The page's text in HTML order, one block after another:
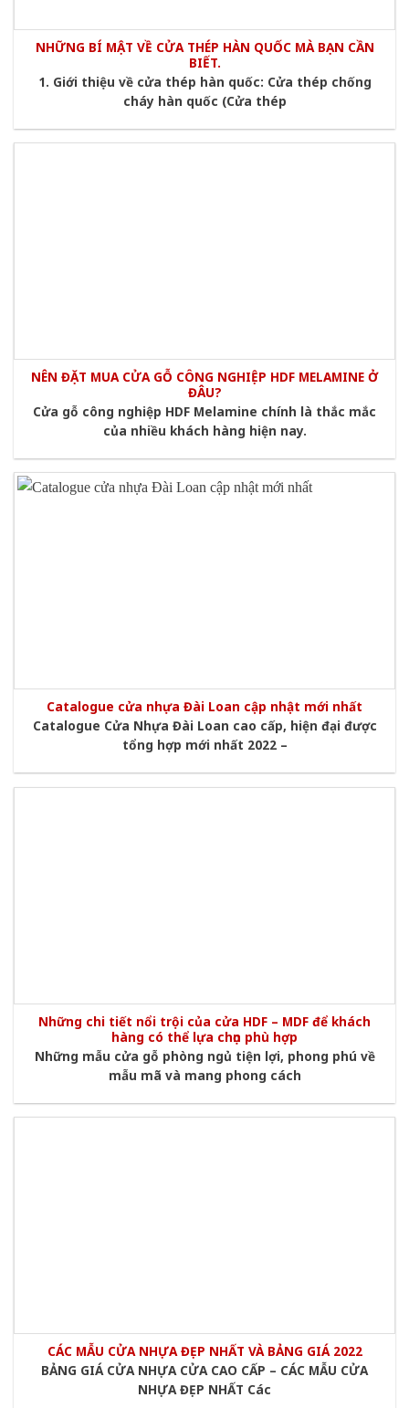
NHỮNG BÍ MẬT VỀ CỬA THÉP HÀN QUỐC MÀ BẠN CẦN
BIẾT.
1. Giới thiệu về cửa thép hàn quốc: Cửa thép chống
cháy hàn quốc (Cửa thép
NÊN ĐẶT MUA CỬA GỖ CÔNG NGHIỆP HDF MELAMINE Ở
ĐÂU?
Cửa gỗ công nghiệp HDF Melamine chính là thắc mắc
của nhiều khách hàng hiện nay.
Catalogue cửa nhựa Đài Loan cập nhật mới nhất
Catalogue Cửa Nhựa Đài Loan cao cấp, hiện đại được
tổng hợp mới nhất 2022 –
Những chi tiết nổi trội của cửa HDF – MDF để khách
hàng có thể lựa chọn phù hợp
Những mẫu cửa gỗ phòng ngủ tiện lợi, phong phú về
mẫu mã và mang phong cách
CÁC MẪU CỬA NHỰA ĐẸP NHẤT VÀ BẢNG GIÁ 2022
BẢNG GIÁ CỬA NHỰA CỬA CAO CẤP – CÁC MẪU CỬA
NHỰA ĐẸP NHẤT Các